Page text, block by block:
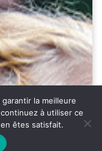
SON
la meilleure
à utiliser ce
êtes satisfait.